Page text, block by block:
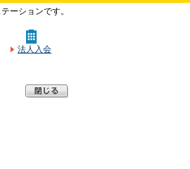
ーションです。
法人入会